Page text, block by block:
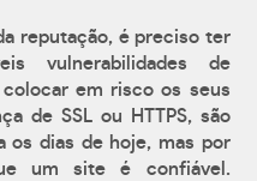
reputação, é preciso ter
vulnerabilidades de
em risco os seus
de SSL ou HTTPS, são
os dias de hoje, mas por
um site é confiável.